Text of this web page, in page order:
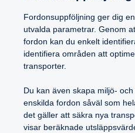
Fordonsuppföljning ger dig
utvalda parametrar. Genom
fordon kan du enkelt
identifiera områden att
transporter.
Du kan även skapa miljö-
enskilda fordon såväl som
det gäller att säkra nya
visar beräknade